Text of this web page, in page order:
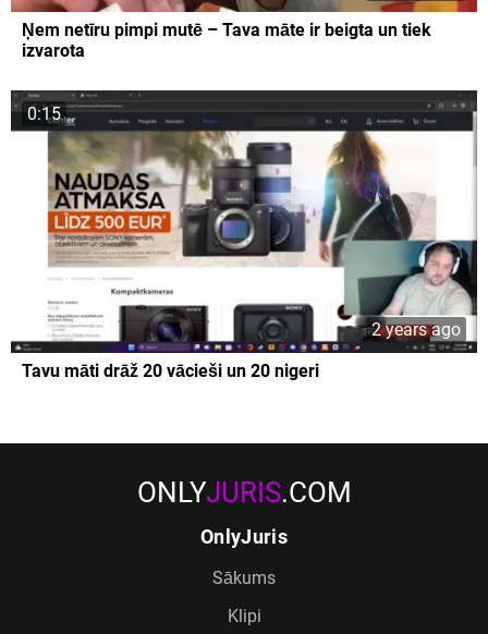
Ņem netīru pimpi mutē – Tava māte ir beigta un tiek
izvarota
0:15
2 years ago
Tavu māti drāž 20 vācieši un 20 nigeri
ONLYJURIS.COM
OnlyJuris
Sākums
Klipi